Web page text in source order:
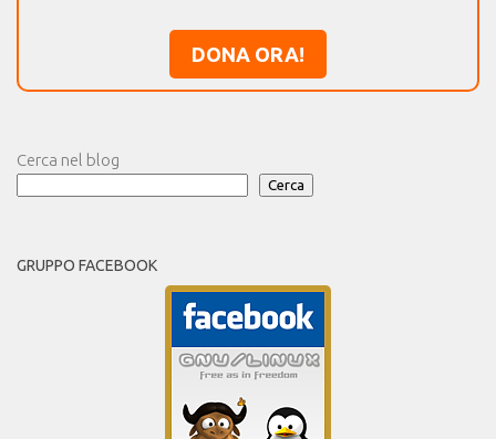
DONA ORA!
Cerca nel blog
Cerca
GRUPPO FACEBOOK